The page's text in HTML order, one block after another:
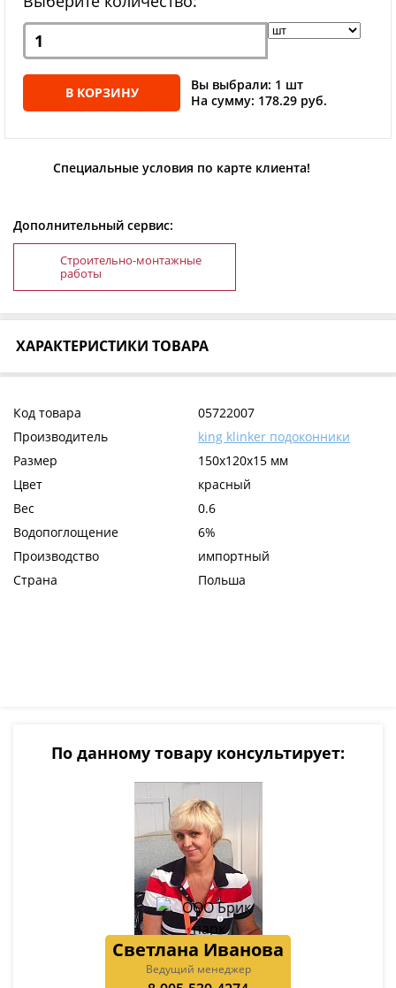
В КОРЗИНУ
Вы выбрали: 1 шт
На сумму: 178.29 руб.
Специальные условия по карте клиента!
Дополнительный сервис:
Строительно-монтажные
работы
ХАРАКТЕРИСТИКИ ТОВАРА
Код товара
05722007
Производитель
king klinker подоконники
Размер
150x120x15 мм
Цвет
красный
Вес
0.6
Водопоглощение
6%
Производство
импортный
Страна
Польша
По данному товару консультирует:
Светлана Иванова
Ведущий менеджер